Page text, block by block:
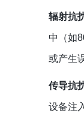
辐射抗
中（如
或产生
传导抗
设备注